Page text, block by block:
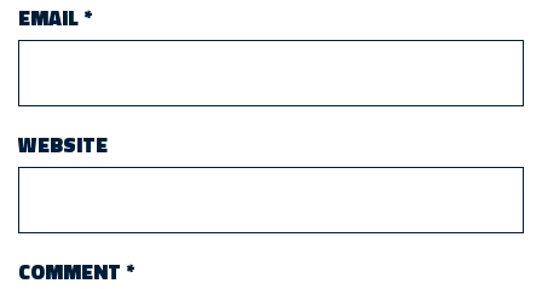
EMAIL*
WEBSITE
COMMENT *